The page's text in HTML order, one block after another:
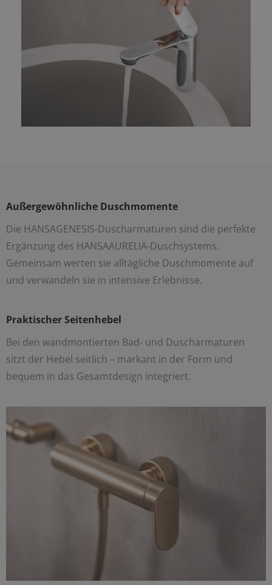
Außergewöhnliche Duschmomente
Die HANSAGENESIS-Duscharmaturen sind die perfekte
Ergänzung des HANSAAURELIA-Duschsystems.
Gemeinsam werten sie alltägliche Duschmomente auf
und verwandeln sie in intensive Erlebnisse.
Praktischer Seitenhebel
Bei den wandmontierten Bad- und Duscharmaturen
sitzt der Hebel seitlich – markant in der Form und
bequem in das Gesamtdesign integriert.